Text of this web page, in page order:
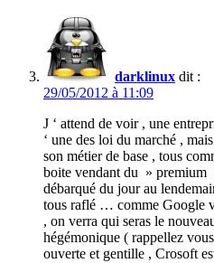
darklinux dit :
29/05/2012 à 11:09
J ‘ attend de voir , une
‘ une des loi du marché ,
son métier de base , tous
boite vendant du » premium
débarqué du jour au
tous raflé … comme Google
, on verra qui seras le
hégémonique ( rappellez
ouverte et gentille , Crosoft